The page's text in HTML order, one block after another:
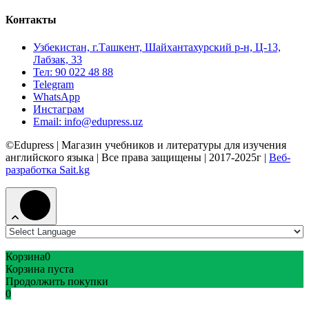
Контакты
Узбекистан, г.Ташкент, Шайхантахурский р-н, Ц-13,
Лабзак, 33
Тел: 90 022 48 88
Telegram
WhatsApp
Инстаграм
Email: info@edupress.uz
©Edupress | Магазин учебников и литературы для изучения
английского языка | Все права защищены | 2017-2025г | Веб-
разработка Sait.kg
Корзина0
Корзина пуста
Продолжить покупки
0